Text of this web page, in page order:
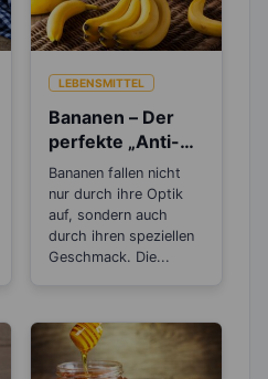
LEBENSMITTEL
Bananen – Der
perfekte „Anti-
Stress“-Snack
Bananen fallen nicht
nur durch ihre Optik
auf, sondern auch
durch ihren speziellen
Geschmack. Die...